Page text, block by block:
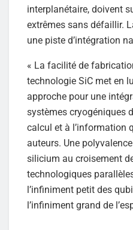
interplanétaire, doivent
extrêmes sans défaillir.
une piste d’intégration
« La facilité de
technologie SiC met en
approche pour une
systèmes cryogéniques
calcul et à l’information
auteurs. Une
silicium au croisement
technologiques
l’infiniment petit des
l’infiniment grand de